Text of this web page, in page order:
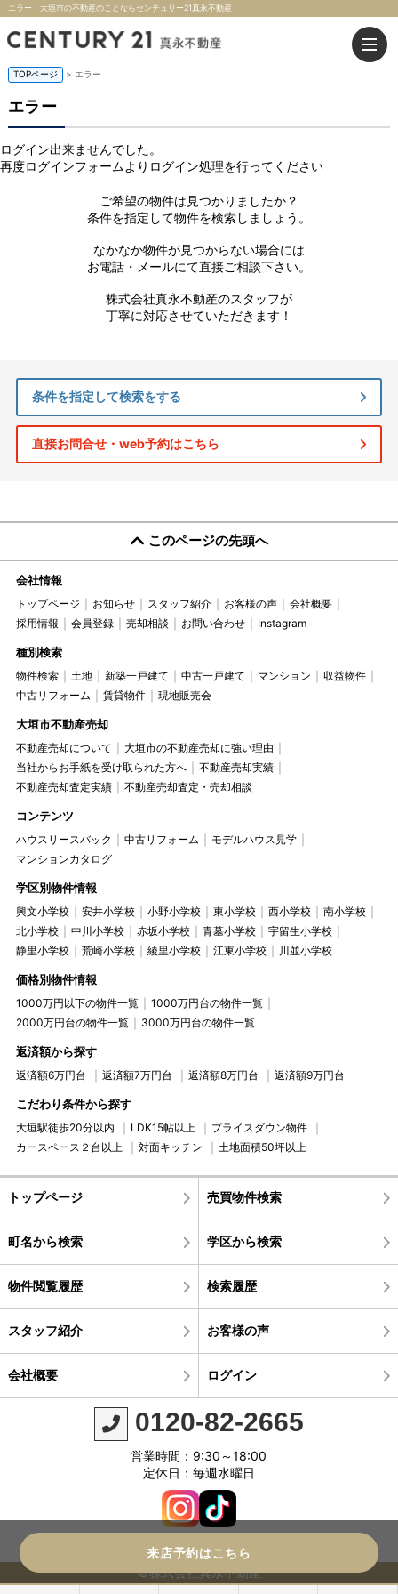
エラー｜大垣市の不動産のことならセンチュリー21真永不動産
TOPページ > エラー
エラー
ログイン出来ませんでした。
再度ログインフォームよりログイン処理を行ってください
ご希望の物件は見つかりましたか？
条件を指定して物件を検索しましょう。
なかなか物件が見つからない場合には
お電話・メールにて直接ご相談下さい。
株式会社真永不動産のスタッフが
丁寧に対応させていただきます！
条件を指定して検索をする
直接お問合せ・web予約はこちら
このページの先頭へ
会社情報
トップページ お知らせ スタッフ紹介 お客様の声
会社概要
採用情報
会員登録 売却相談 お問い合わせ Instagram
種別検索
物件検索 土地 新築一戸建て 中古一戸建て マンション
収益物件
中古リフォーム
賃貸物件 現地販売会
大垣市不動産売却
不動産売却について
大垣市の不動産売却に強い理由
当社からお手紙を受け取られた方へ
不動産売却実績
不動産売却査定実績
不動産売却査定・売却相談
コンテンツ
ハウスリースバック 中古リフォーム
モデルハウス見学
マンションカタログ
学区別物件情報
興文小学校 安井小学校 小野小学校 東小学校 西小学校
南小学校
北小学校
中川小学校 赤坂小学校 青墓小学校
宇留生小学校
静里小学校
荒崎小学校 綾里小学校 江東小学校 川並小学校
価格別物件情報
1000万円以下の物件一覧
1000万円台の物件一覧
2000万円台の物件一覧
3000万円台の物件一覧
返済額から探す
返済額6万円台 返済額7万円台 返済額8万円台 返済額9万円台
こだわり条件から探す
大垣駅徒歩20分以内 LDK15帖以上
プライスダウン物件
カースペース２台以上
対面キッチン 土地面積50坪以上
トップページ 売買物件検索
町名から検索 学区から検索
物件閲覧履歴 検索履歴
スタッフ紹介 お客様の声
会社概要 ログイン
0120-82-2665
営業時間：9:30～18:00
定休日：毎週水曜日
©株式会社真永不動産
来店予約はこちら